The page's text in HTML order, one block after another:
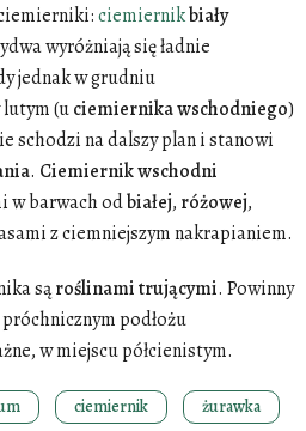
ciemiernikbiały
wyróżniają się ładnie
jednak w grudniu
lutym (uciemiernikawschodniego)
schodzi na dalszy plan i stanowi
. Ciemiernikwschodni
w barwach odbiałej, różowej,
z ciemniejszym nakrapianiem.
sąroślinamitrującymi. Powinny
podłożu
w miejscu półcienistym.
ciemiernik
żurawka